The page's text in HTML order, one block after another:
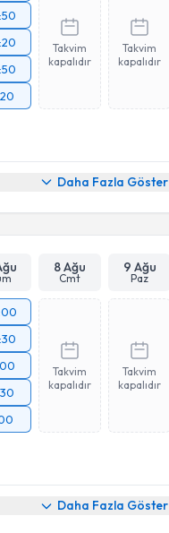
Takvim
kapalıdır
Takvim
kapalıdır
Daha Fazla Göster
8 Ağu
Cmt
9 Ağu
Paz
Takvim
kapalıdır
Takvim
kapalıdır
Daha Fazla Göster
Talebi